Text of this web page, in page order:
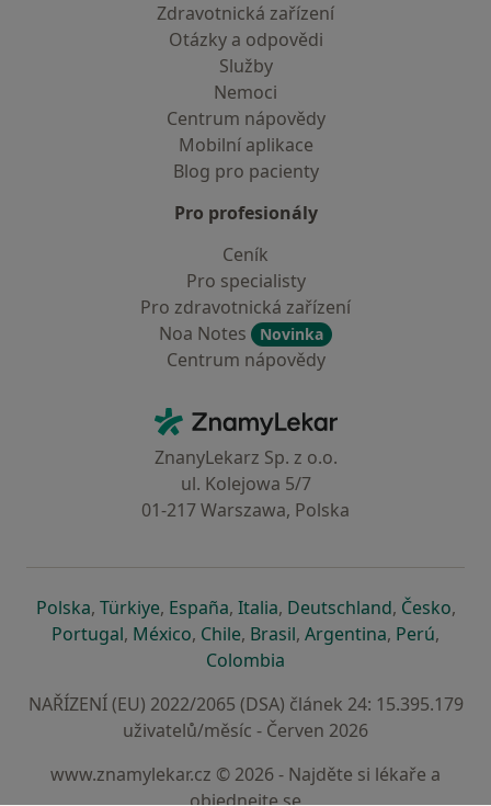
Zdravotnická zařízení
Otázky a odpovědi
Služby
Nemoci
Centrum nápovědy
Mobilní aplikace
Blog pro pacienty
Pro profesionály
Ceník
Pro specialisty
Pro zdravotnická zařízení
Noa Notes
Novinka
Centrum nápovědy
ZnamyLekar - Hlavní stránka
ZnanyLekarz Sp. z o.o.
ul. Kolejowa 5/7
01-217 Warszawa, Polska
Polskase otevře v nové záložce
, Türkiyese otevře v nové záložce
, Españase otevře v nové záložce
, Italiase otevře v nové záložce
, Deutschlandse otevře v
, Českose
,
Portugalse otevře v nové záložce
, Méxicose otevře v nové záložce
, Chilese otevře v nové záložce
, Brasilse otevře v nové
, Argentinase otevře v
, Perúse
,
Colombia
NAŘÍZENÍ (EU) 2022/2065 (DSA) článek 24: 15.395.179
uživatelů/měsíc - Červen 2026
www.znamylekar.cz © 2026 - Najděte si lékaře a
objednejte se